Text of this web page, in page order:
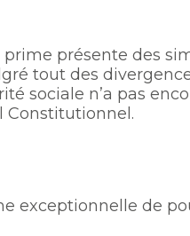
présente des
tout des
sociale n’a pas
Constitutionnel.
exceptionnelle de